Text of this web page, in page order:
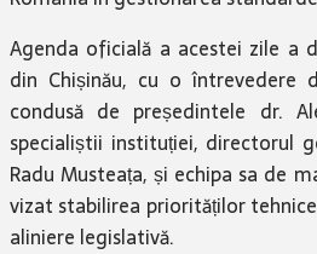
Agenda oficială a acestei zile a
din Chișinău, cu o întrevedere
condusă de președintele dr.
specialiștii instituției, directorul
Radu Musteața, și echipa sa de
vizat stabilirea priorităților
aliniere legislativă.